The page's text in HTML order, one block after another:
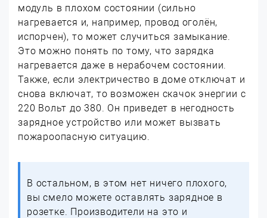
модуль в плохом состоянии (сильно
нагревается и, например, провод оголён,
испорчен), то может случиться замыкание.
Это можно понять по тому, что зарядка
нагревается даже в нерабочем состоянии.
Также, если электричество в доме отключат и
снова включат, то возможен скачок энергии с
220 Вольт до 380. Он приведет в негодность
зарядное устройство или может вызвать
пожароопасную ситуацию.
В остальном, в этом нет ничего плохого,
вы смело можете оставлять зарядное в
розетке. Производители на это и